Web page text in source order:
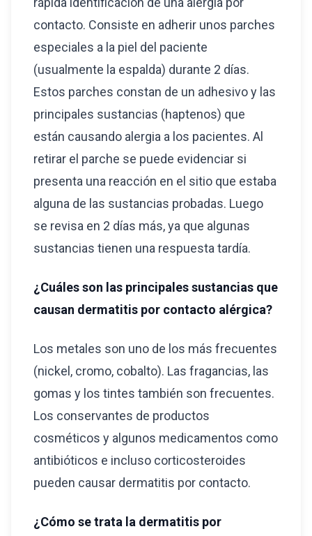
contacto. Consiste en adherir unos parches
especiales a la piel del paciente
(usualmente la espalda) durante 2 días.
Estos parches constan de un adhesivo y las
principales sustancias (haptenos) que
están causando alergia a los pacientes. Al
retirar el parche se puede evidenciar si
presenta una reacción en el sitio que estaba
alguna de las sustancias probadas. Luego
se revisa en 2 días más, ya que algunas
sustancias tienen una respuesta tardía.
¿Cuáles son las principales sustancias que
causan dermatitis por contacto alérgica?
Los metales son uno de los más frecuentes
(nickel, cromo, cobalto). Las fragancias, las
gomas y los tintes también son frecuentes.
Los conservantes de productos
cosméticos y algunos medicamentos como
antibióticos e incluso corticosteroides
pueden causar dermatitis por contacto.
¿Cómo se trata la dermatitis por